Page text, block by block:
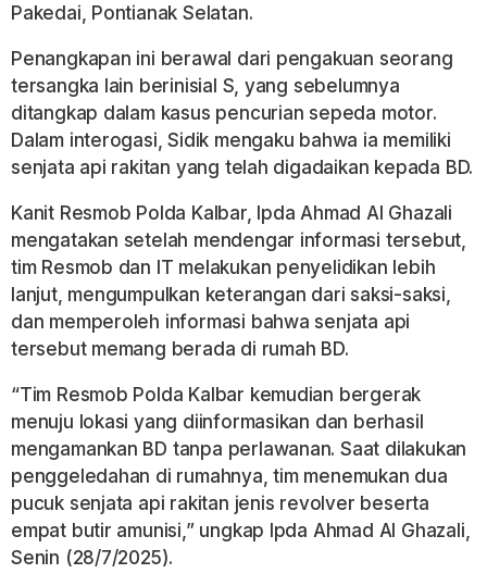
Pakedai, Pontianak Selatan.
Penangkapan ini berawal dari pengakuan seorang
tersangka lain berinisial S, yang sebelumnya
ditangkap dalam kasus pencurian sepeda motor.
Dalam interogasi, Sidik mengaku bahwa ia memiliki
senjata api rakitan yang telah digadaikan kepada BD.
Kanit Resmob Polda Kalbar, Ipda Ahmad Al Ghazali
mengatakan setelah mendengar informasi tersebut,
tim Resmob dan IT melakukan penyelidikan lebih
lanjut, mengumpulkan keterangan dari saksi-saksi,
dan memperoleh informasi bahwa senjata api
tersebut memang berada di rumah BD.
“Tim Resmob Polda Kalbar kemudian bergerak
menuju lokasi yang diinformasikan dan berhasil
mengamankan BD tanpa perlawanan. Saat dilakukan
penggeledahan di rumahnya, tim menemukan dua
pucuk senjata api rakitan jenis revolver beserta
empat butir amunisi,” ungkap Ipda Ahmad Al Ghazali,
Senin (28/7/2025).